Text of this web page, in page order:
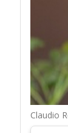
Claudio